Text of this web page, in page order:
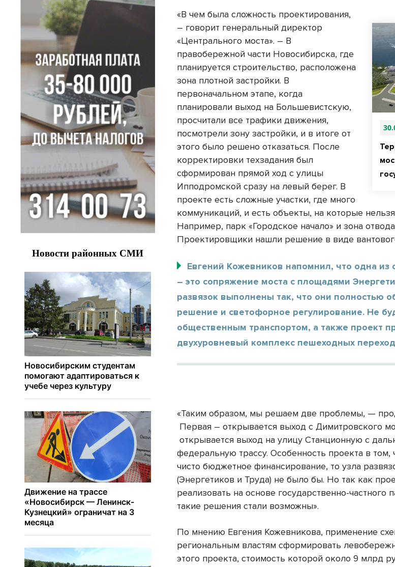
«В чем была сложность проектирования,
– говорит генеральный директор
«Центрального моста». – В
правобережной части Новосибирска, где
планируется строительство, расположена
зона плотной застройки. В
первоначальном этапе, когда
планировали выход на Большевистскую,
просчитали все трафики движения,
посмотрели зону застройки, и в итоге от
этого было решено отказаться. После
корректировки техзадания был
сформирован прямой ход с улицы
Ипподромской сразу на левый берег. В
проекте есть сложные участки, где много
коммуникаций, и есть объекты, на которые
Например, парк «Городское начало» и зона
Проектировщики нашли решение в виде
Евгений Кожевников напомнил, что одна из
– это сопряжение моста с площадями
развязок выполнены так, что они полностью
решение и светофорное регулирование. Не
общественным транспортом, а также проект
двухуровневый комплекс пешеходных
«Таким образом, мы решаем две проблемы, —
Первая – открывается выход с Димитровского
открывается выход на улицу Станционную с
федеральную трассу. Особенность проекта в том,
чисто бюджетное финансирование, то узла
(Энергетиков и Труда) не было бы. Но так как
реализовать на основе государственно-частного
такие решения стали возможны».
По мнению Евгения Кожевникова, применение
региональным властям сформировать
этого проекта, стоимость которой около 9 млрд